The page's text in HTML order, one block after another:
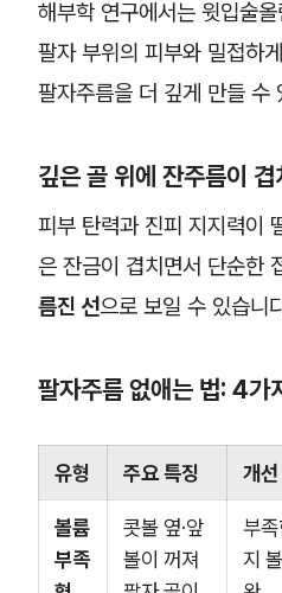
해부학 연구에서는 윗입술
팔자 부위의 피부와 밀접하
팔자주름을 더 깊게 만들 수
깊은 골 위에 잔주름이
피부 탄력과 진피 지지력이
은 잔금이 겹치면서 단순한
름진 선으로 보일 수 있습니
팔자주름 없애는 법: 4가
유형 주요 특징 개
볼륨
부족
콧볼 옆·앞
볼이 꺼져
부족
지